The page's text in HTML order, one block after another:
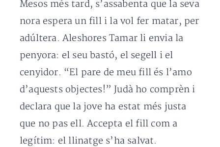
Mesos més tard, s’assabenta que la seva
nora espera un fill i la vol fer matar, per
adúltera. Aleshores Tamar li envia la
penyora: el seu bastó, el segell i el
cenyidor. “El pare de meu fill és l’amo
d’aquests objectes!” Judà ho comprèn i
declara que la jove ha estat més justa
que no pas ell. Accepta el fill com a
legítim: el llinatge s’ha salvat.